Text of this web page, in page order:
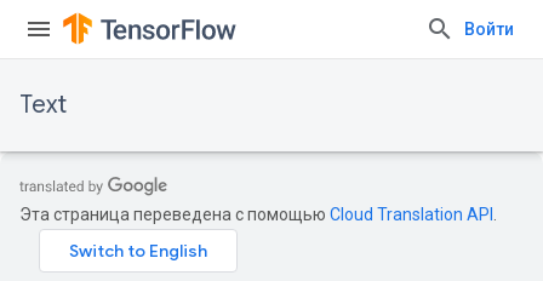
Войти
Text
Эта страница переведена с помощью Cloud Translation API